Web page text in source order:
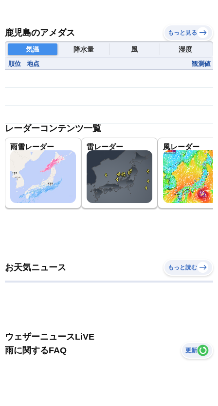
鹿児島のアメダス もっと見る
気温 降水量 風 湿度
順位 地点 観測値
レーダーコンテンツ一覧
雨雪レーダー 雷レーダー 風レーダー
お天気ニュース もっと読む
ウェザーニュースLiVE
雨に関するFAQ
更新